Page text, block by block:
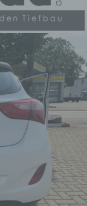
die darin
auf
zu
Aspekte